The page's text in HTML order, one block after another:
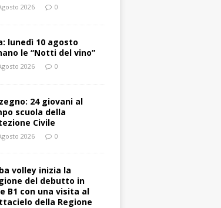
2026 0
lunedì 10 agosto
le “Notti del vino”
2026 0
24 giovani al
scuola della
Civile
2026 0
volley inizia la
del debutto in
B1 con una visita al
della Regione